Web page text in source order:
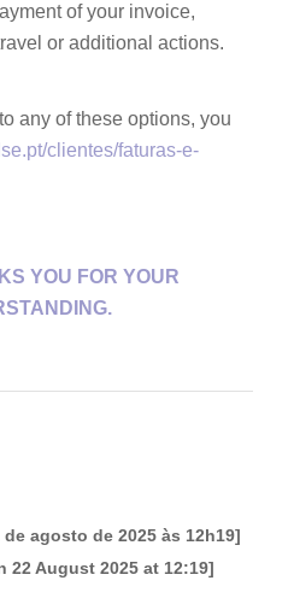
of your invoice,
or additional actions.
any of these options, you
clientes/faturas-e-
YOU FOR YOUR
agosto de 2025 às 12h19]
22 August 2025 at 12:19]